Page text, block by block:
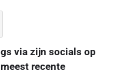
via zijn socials op
recente